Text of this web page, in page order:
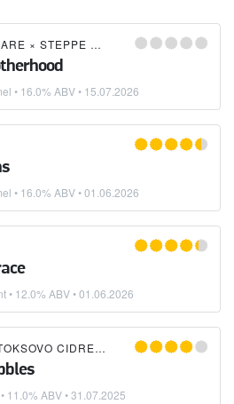
× STEPPE & WIND MEADERY (СТЕПЬ И ВЕТЕР)
• 16.0% ABV • 15.07.2026
• 16.0% ABV •01.06.2026
• 12.0% ABV •01.06.2026
CIDRERIE / ТОКСОВСКАЯ СИДРЕРИЯ
• 11.0% ABV •31.07.2025